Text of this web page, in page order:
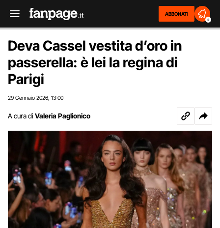
ABBONATI
2
Deva Cassel vestita d’oro in
passerella: è lei la regina di
Parigi
29 Gennaio 2026 13:00
A cura di Valeria Paglionico